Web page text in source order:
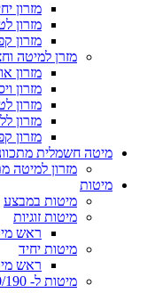
מזרון
מזרון
מזרון
מזרן למיטה
מזרון
מזרון
מזרון
מזרון
מזרון
מיטה חשמלית
מזרון למיטה
מיטות
מיטות במבצע
מיטות זוגיות
ראש
מיטות יחיד
ראש
מיטות ל- 120/190